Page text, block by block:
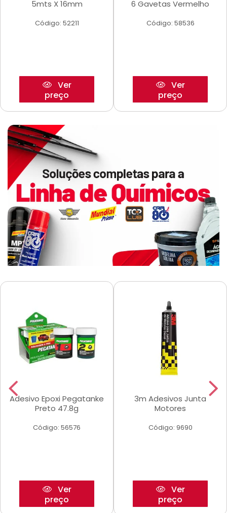
5mts X 16mm
Código: 52211
Ver
preço
6 Gavetas Vermelho
Código: 58536
Ver
preço
Adesivo Epoxi Pegatanke
Preto 47.8g
Código: 56576
Ver
preço
3m Adesivos Junta
Motores
Código: 9690
Ver
preço